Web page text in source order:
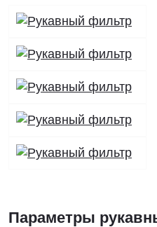
Параметры